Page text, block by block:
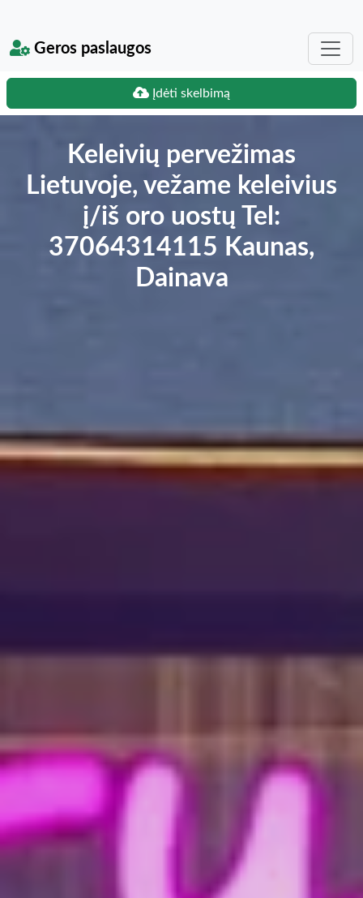
Geros paslaugos
Įdėti skelbimą
Keleivių pervežimas
Lietuvoje, vežame keleivius
į/iš oro uostų Tel:
37064314115 Kaunas,
Dainava